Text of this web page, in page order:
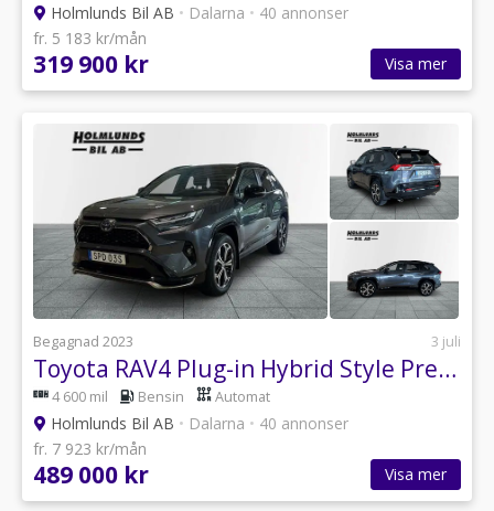
Holmlunds Bil AB • Dalarna • 40 annonser
fr. 5 183 kr/mån
319 900 kr Visa mer
Begagnad 2023 3 juli
Toyota RAV4 Plug-in Hybrid Style Premiumpaket Drag V-hjul
4 600 mil Bensin Automat
Holmlunds Bil AB • Dalarna • 40 annonser
fr. 7 923 kr/mån
489 000 kr Visa mer